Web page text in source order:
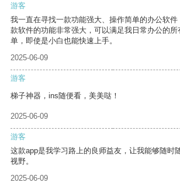
游客
我一直在寻找一款功能强大、操作简单的办公软
款软件的功能非常强大，可以满足我日常办公的
单，即使是小白也能快速上手。
2025-06-09
游客
梯子神器，ins随便看，美美哒！
2025-06-09
游客
这款app是我学习路上的良师益友，让我能够随时
视野。
2025-06-09